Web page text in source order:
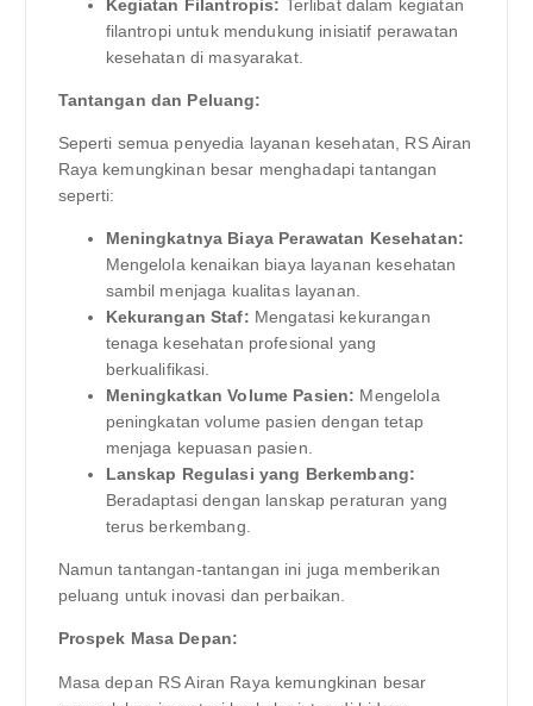
Kegiatan Filantropis: Terlibat dalam kegiatan
filantropi untuk mendukung inisiatif perawatan
kesehatan di masyarakat.
Tantangan dan Peluang:
Seperti semua penyedia layanan kesehatan, RS Airan
Raya kemungkinan besar menghadapi tantangan
seperti:
Meningkatnya Biaya Perawatan Kesehatan:
Mengelola kenaikan biaya layanan kesehatan
sambil menjaga kualitas layanan.
Kekurangan Staf: Mengatasi kekurangan
tenaga kesehatan profesional yang
berkualifikasi.
Meningkatkan Volume Pasien: Mengelola
peningkatan volume pasien dengan tetap
menjaga kepuasan pasien.
Lanskap Regulasi yang Berkembang:
Beradaptasi dengan lanskap peraturan yang
terus berkembang.
Namun tantangan-tantangan ini juga memberikan
peluang untuk inovasi dan perbaikan.
Prospek Masa Depan:
Masa depan RS Airan Raya kemungkinan besar